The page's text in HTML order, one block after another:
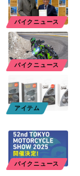
バイクニュース
バイクニュース
アイテム
バイクニュース